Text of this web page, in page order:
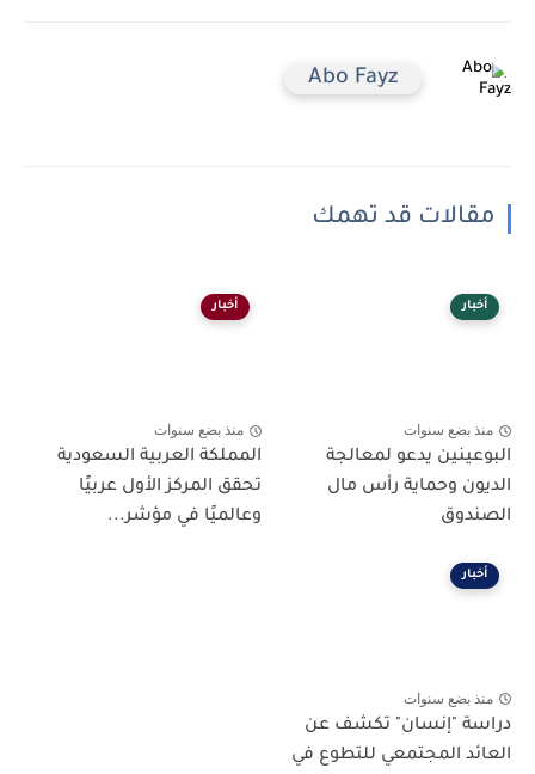
Abo Fayz
مقالات قد تهمك
أخبار
منذ بضع سنوات
البوعينين يدعو لمعالجة
الديون وحماية رأس مال
الصندوق
أخبار
منذ بضع سنوات
المملكة العربية السعودية
تحقق المركز الأول عربيًا
وعالميًا في مؤشر...
أخبار
منذ بضع سنوات
دراسة "إنسان" تكشف عن
العائد المجتمعي للتطوع في